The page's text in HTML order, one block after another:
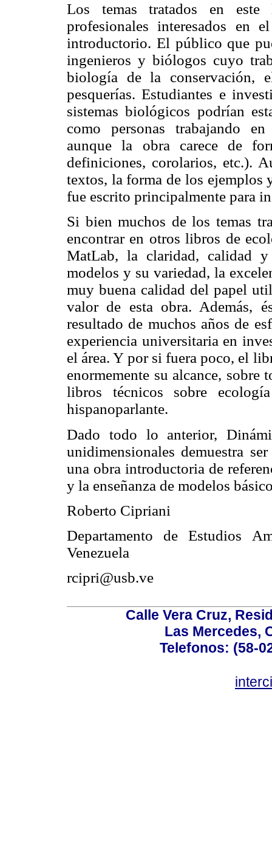
Los temas tratados en este
profesionales interesados en
introductorio. El público que
ingenieros y biólogos cuyo
biología de la conservación,
pesquerías. Estudiantes e
sistemas biológicos podrían
como personas trabajando
aunque la obra carece de
definiciones, corolarios, etc.).
textos, la forma de los ejemplos
fue escrito principalmente para
Si bien muchos de los temas
encontrar en otros libros de
MatLab, la claridad, calidad
modelos y su variedad, la
muy buena calidad del papel
valor de esta obra. Además,
resultado de muchos años de
experiencia universitaria en
el área. Y por si fuera poco, el
enormemente su alcance, sobre
libros técnicos sobre
hispanoparlante.
Dado todo lo anterior,
unidimensionales demuestra
una obra introductoria de
y la enseñanza de modelos
Roberto Cipriani
Departamento de Estudios
Venezuela
rcipri@usb.ve
Calle Vera Cruz,
Las Mercedes,
Telefonos: (58-